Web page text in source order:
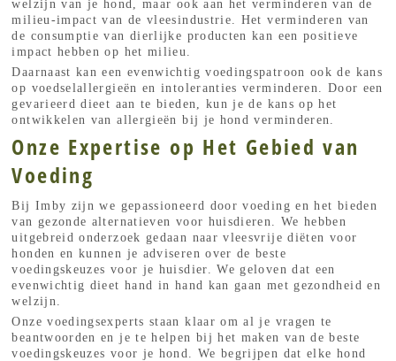
welzijn van je hond, maar ook aan het verminderen van de
milieu-impact van de vleesindustrie. Het verminderen van
de consumptie van dierlijke producten kan een positieve
impact hebben op het milieu.
Daarnaast kan een evenwichtig voedingspatroon ook de kans
op voedselallergieën en intoleranties verminderen. Door een
gevarieerd dieet aan te bieden, kun je de kans op het
ontwikkelen van allergieën bij je hond verminderen.
Onze Expertise op Het Gebied van
Voeding
Bij Imby zijn we gepassioneerd door voeding en het bieden
van gezonde alternatieven voor huisdieren. We hebben
uitgebreid onderzoek gedaan naar vleesvrije diëten voor
honden en kunnen je adviseren over de beste
voedingskeuzes voor je huisdier. We geloven dat een
evenwichtig dieet hand in hand kan gaan met gezondheid en
welzijn.
Onze voedingsexperts staan klaar om al je vragen te
beantwoorden en je te helpen bij het maken van de beste
voedingskeuzes voor je hond. We begrijpen dat elke hond